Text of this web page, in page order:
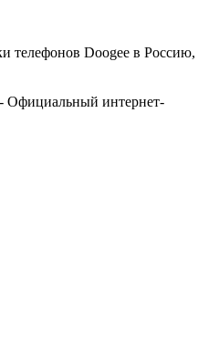
телефонов Doogee в Россию,
Официальный интернет-